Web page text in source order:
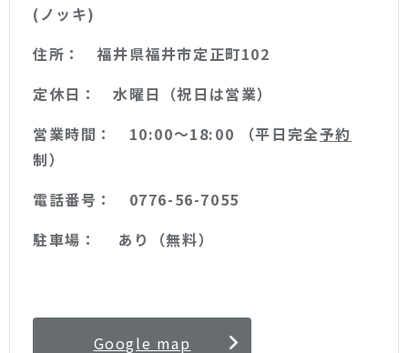
(ノッキ)
住所： 福井県福井市定正町102
定休日： 水曜日（祝日は営業）
営業時間： 10:00〜18:00 （平日完全予約
制）
電話番号： 0776-56-7055
駐車場： あり（無料）
Google map